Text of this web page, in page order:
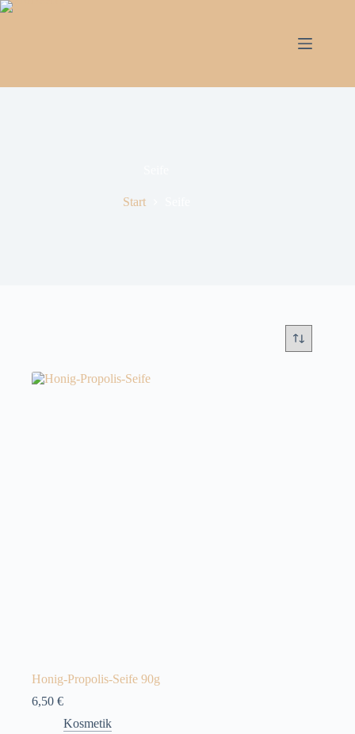
Start
Honig-Propolis-Seife 90g
6,50 €
Kosmetik